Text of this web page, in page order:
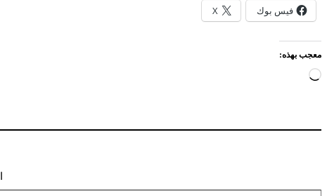
فيس بوك X
معجب بهذه:
جاري
كتابة بريدك الإلكتروني...